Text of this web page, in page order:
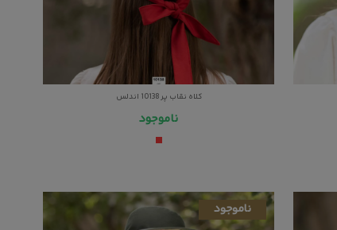
کلاه نقاب پر 10138 اندلس
ناموجود
ناموجود